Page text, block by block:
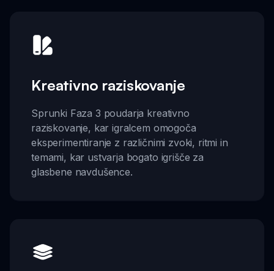
Kreativno raziskovanje
Sprunki Faza 3 poudarja kreativno
raziskovanje, kar igralcem omogoča
eksperimentiranje z različnimi zvoki, ritmi in
temami, kar ustvarja bogato igrišče za
glasbene navdušence.